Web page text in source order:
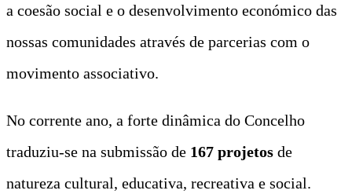
a coesão social e o desenvolvimento económico das
nossas comunidades através de parcerias com o
movimento associativo.
No corrente ano, a forte dinâmica do Concelho
traduziu-se na submissão de 167 projetos de
natureza cultural, educativa, recreativa e social.